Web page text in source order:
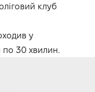
клуб
у
30 хвилин.